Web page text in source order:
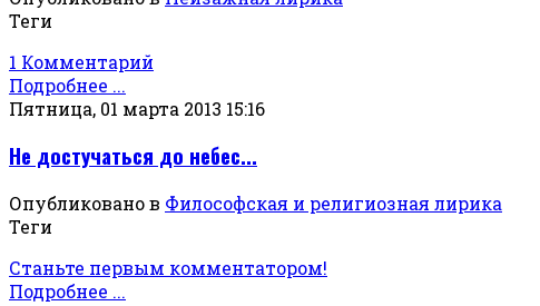
Теги
1 Комментарий
Подробнее ...
Пятница, 01 марта 2013 15:16
Не достучаться до небес...
Опубликовано в Философская и религиозная лирика
Теги
Станьте первым комментатором!
Подробнее ...